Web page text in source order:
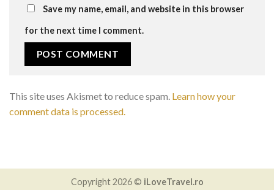
Save my name, email, and website in this browser
for the next time I comment.
This site uses Akismet to reduce spam. Learn how your
comment data is processed.
Copyright 2026 © iLoveTravel.ro